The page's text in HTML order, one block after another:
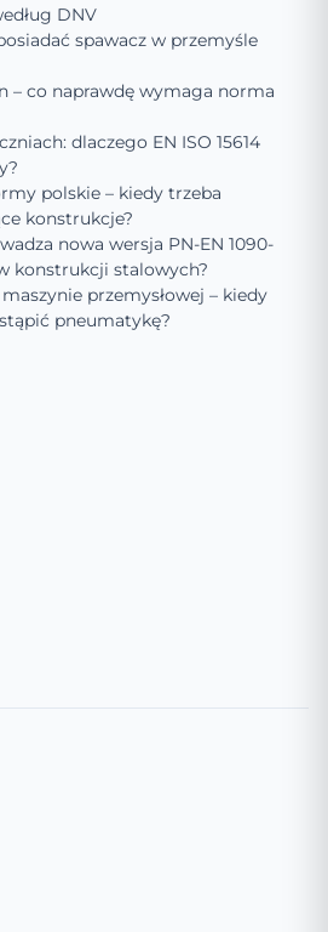
DNV
spawacz w przemyśle
– co naprawdę wymaga norma
dlaczego EN ISO 15614
polskie – kiedy trzeba
konstrukcje?
nowa wersja PN-EN 1090-
konstrukcji stalowych?
przemysłowej – kiedy
pneumatykę?